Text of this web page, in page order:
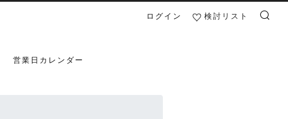
営業日カレンダー
ログイン 検討リスト